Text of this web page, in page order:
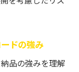
ドの強み
品の強みを理解